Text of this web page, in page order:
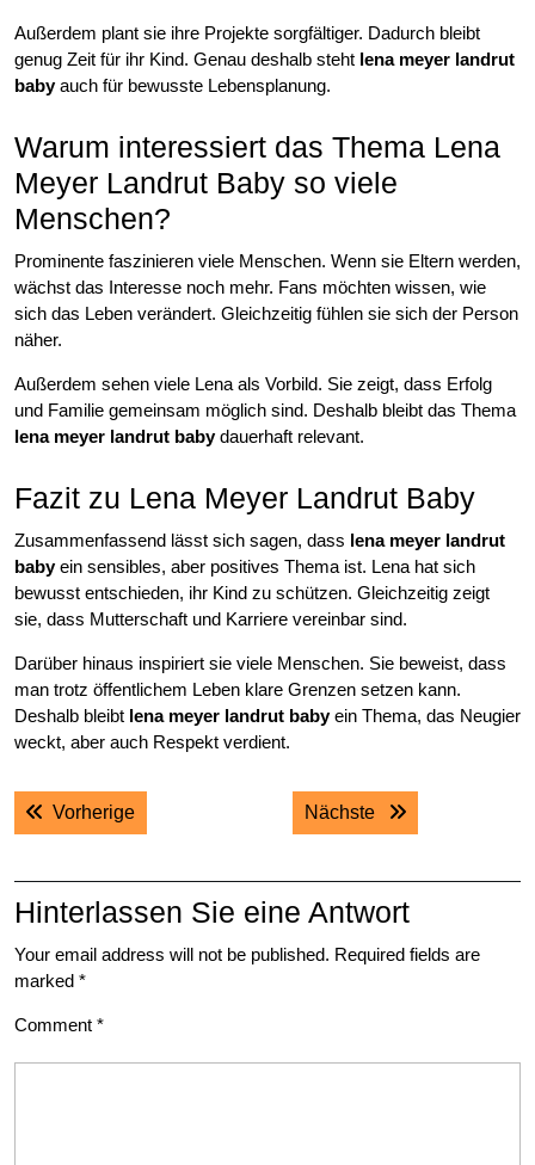
Außerdem plant sie ihre Projekte sorgfältiger. Dadurch bleibt
genug Zeit für ihr Kind. Genau deshalb steht lena meyer landrut
babyauch für bewusste Lebensplanung.
Warum interessiert das Thema Lena
Meyer Landrut Baby so viele
Menschen?
Prominente faszinieren viele Menschen. Wenn sie Eltern werden,
wächst das Interesse noch mehr. Fans möchten wissen, wie
sich das Leben verändert. Gleichzeitig fühlen sie sich der Person
näher.
Außerdem sehen viele Lena als Vorbild. Sie zeigt, dass Erfolg
und Familie gemeinsam möglich sind. Deshalb bleibt das Thema
lena meyer landrut babydauerhaft relevant.
Fazit zu Lena Meyer Landrut Baby
Zusammenfassend lässt sich sagen, dass lena meyer landrut
babyein sensibles, aber positives Thema ist. Lena hat sich
bewusst entschieden, ihr Kind zu schützen. Gleichzeitig zeigt
sie, dass Mutterschaft und Karriere vereinbar sind.
Darüber hinaus inspiriert sie viele Menschen. Sie beweist, dass
man trotz öffentlichem Leben klare Grenzen setzen kann.
Deshalb bleibt lena meyer landrut babyein Thema, das Neugier
weckt, aber auch Respekt verdient.
Post
navigation
VorherigePrevious post: Nächste Next post:
Hinterlassen Sie eine Antwort
Your email address will not be published. Required fields are
marked *
Comment *